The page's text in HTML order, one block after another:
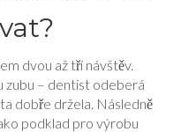
dvou až tří návštěv.
zubu – dentist odeberá
dobře držela. Následně
podklad pro výrobu